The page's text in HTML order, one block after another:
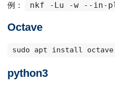
例：
nkf -Lu -w --in-
Octave
sudo apt install octave
python3